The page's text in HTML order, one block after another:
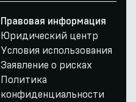
Правовая информация
Юридический центр
Условия использования
Заявление о рисках
Политика
конфиденциальности